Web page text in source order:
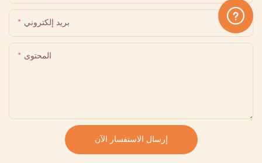
بريد إلكتروني
المحتوى
إرسال الاستفسار الآن